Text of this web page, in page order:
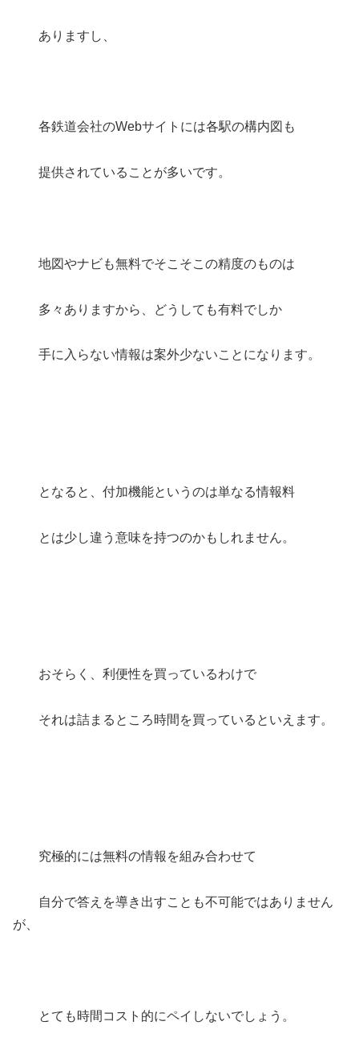
ありますし、
各鉄道会社のWebサイトには各駅の構内図も
提供されていることが多いです。
地図やナビも無料でそこそこの精度のものは
多々ありますから、どうしても有料でしか
手に入らない情報は案外少ないことになります。
となると、付加機能というのは単なる情報料
とは少し違う意味を持つのかもしれません。
おそらく、利便性を買っているわけで
それは詰まるところ時間を買っているといえます。
究極的には無料の情報を組み合わせて
自分で答えを導き出すことも不可能ではありません
が、
とても時間コスト的にペイしないでしょう。